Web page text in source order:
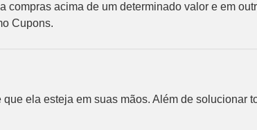
compras acima de um determinado valor e em
Cupons.
ela esteja em suas mãos. Além de solucionar